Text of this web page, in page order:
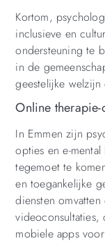
Kortom,
inclusieve en
ondersteuning te
in de
geestelijke
Online therapie-
In Emmen zijn
opties en e-
tegemoet te
en toegankelijke
diensten
videoconsultaties,
mobiele apps